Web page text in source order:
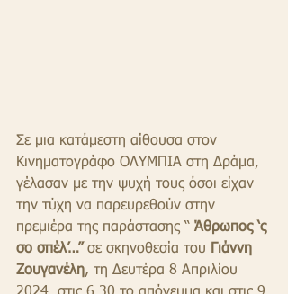
Σε μια κατάμεστη αίθουσα στον
Κινηματογράφο ΟΛΥΜΠΙΑ στη Δράμα,
γέλασαν με την ψυχή τους όσοι είχαν
την τύχη να παρευρεθούν στην
πρεμιέρα της παράστασης “ Άθρωπος ‘ς
σο σπέλ’…” σε σκηνοθεσία του
Γιάννη
Ζουγανέλη, τη Δευτέρα 8 Απριλίου